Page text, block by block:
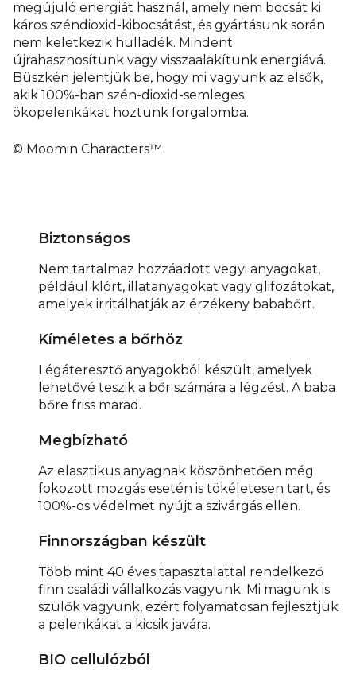
megújuló energiát használ, amely nem bocsát ki
káros széndioxid-kibocsátást, és gyártásunk során
nem keletkezik hulladék. Mindent
újrahasznosítunk vagy visszaalakítunk energiává.
Büszkén jelentjük be, hogy mi vagyunk az elsők,
akik 100%-ban szén-dioxid-semleges
ökopelenkákat hoztunk forgalomba.
© Moomin Characters™
Biztonságos
Nem tartalmaz hozzáadott vegyi anyagokat,
például klórt, illatanyagokat vagy glifozátokat,
amelyek irritálhatják az érzékeny bababőrt.
Kíméletes a bőrhöz
Légáteresztő anyagokból készült, amelyek
lehetővé teszik a bőr számára a légzést. A baba
bőre friss marad.
Megbízható
Az elasztikus anyagnak köszönhetően még
fokozott mozgás esetén is tökéletesen tart, és
100%-os védelmet nyújt a szivárgás ellen.
Finnországban készült
Több mint 40 éves tapasztalattal rendelkező
finn családi vállalkozás vagyunk. Mi magunk is
szülők vagyunk, ezért folyamatosan fejlesztjük
a pelenkákat a kicsik javára.
BIO cellulózból